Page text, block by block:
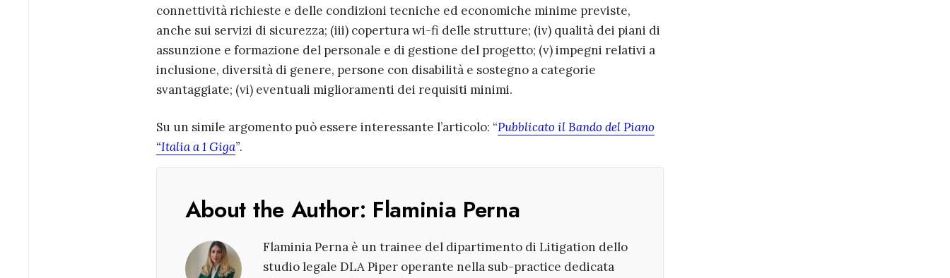
connettività richieste e delle condizioni tecniche ed economiche minime previste,
anche sui servizi di sicurezza; (iii) copertura wi-fi delle strutture; (iv) qualità dei piani di
assunzione e formazione del personale e di gestione del progetto; (v) impegni relativi a
inclusione, diversità di genere, persone con disabilità e sostegno a categorie
svantaggiate; (vi) eventuali miglioramenti dei requisiti minimi.
Su un simile argomento può essere interessante l’articolo: “Pubblicato il Bando del Piano
“Italia a 1 Giga”.
About the Author: Flaminia Perna
Flaminia Perna è un trainee del dipartimento di Litigation dello
studio legale DLA Piper operante nella sub-practice dedicata